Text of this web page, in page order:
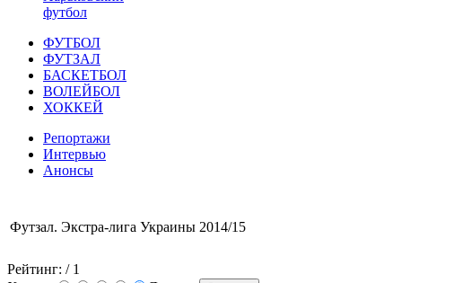
футбол
ФУТБОЛ
ФУТЗАЛ
БАСКЕТБОЛ
ВОЛЕЙБОЛ
ХОККЕЙ
Репортажи
Интервью
Анонсы
Футзал. Экстра-лига Украины 2014/15
Рейтинг: / 1